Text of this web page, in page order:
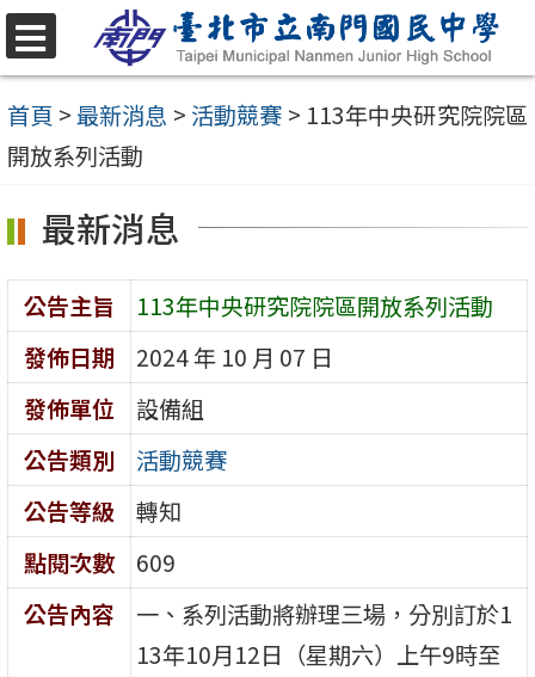
跳
至
主
要
容
選
單
首頁 >最新消息 > 活動競賽 > 113年中央研究院院區
開放系列活動
最新消息
公告主旨
113年中央研究院院區開放系列活動
發佈日期
2024 年 10 月 07 日
發佈單位
設備組
公告類別
活動競賽
公告等級
轉知
點閱次數
609
公告內容
一、系列活動將辦理三場，分別訂於1
13年10月12日（星期六）上午9時至